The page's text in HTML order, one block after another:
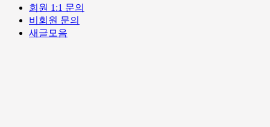
회원 1:1 문의
비회원 문의
새글모음